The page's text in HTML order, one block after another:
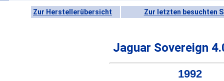
Zur Herstellerübersicht Zur letzten besuchten
Jaguar Sovereign
1992